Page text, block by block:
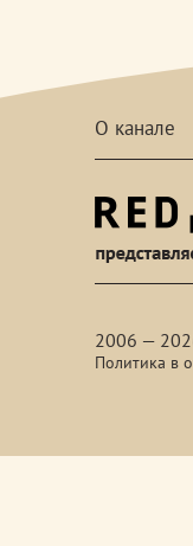
О канале
2006 —
Политика в